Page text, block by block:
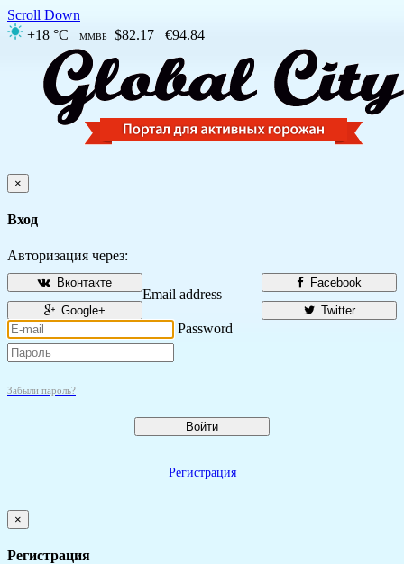
Scroll Down
+18 °C
ММВБ $82.17 €94.84
×
Вход
Авторизация через:
Facebook
Вконтакте
Twitter
Google+
Email address
Password
Забыли пароль?
Войти
Регистрация
×
Регистрация